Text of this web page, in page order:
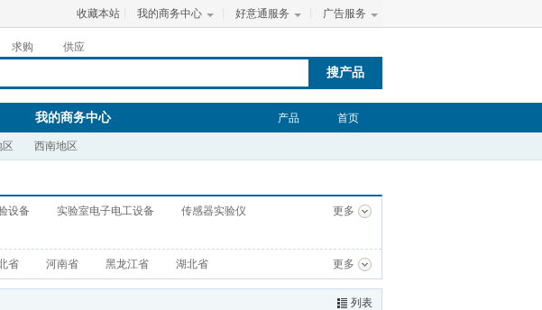
收藏本站 我的商务中心 好意通服务 广告服务
求购 供应
搜产品
首页
产品
我的商务中心
区 西南地区
更多
设备 实验室电子电工设备
传感器实验仪
更多
省 河南省 黑龙江省 湖北省
列表